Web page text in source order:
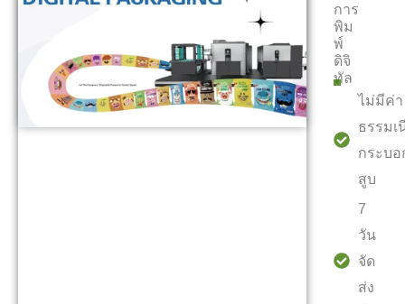
การ
พิม
พ์
ดิจิ
ทัล
ไม่มีค่า
ธรรมเ
กระบอ
สูบ
7
วัน
จัด
ส่ง